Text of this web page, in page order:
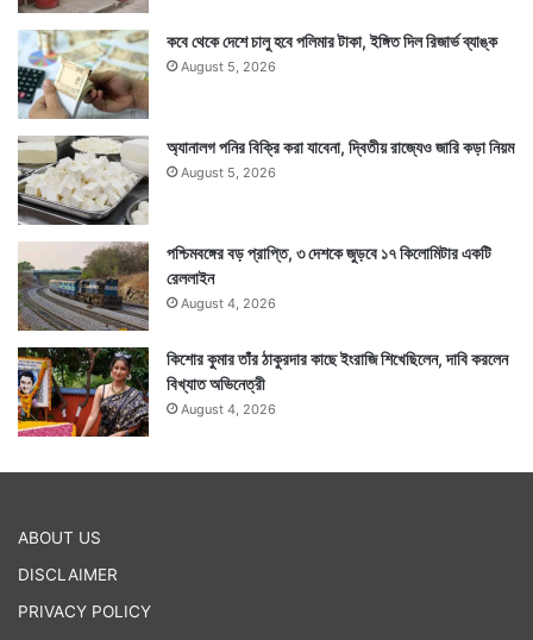
কবে থেকে দেশে চালু হবে পলিমার টাকা, ইঙ্গিত দিল রিজার্ভ ব্যাঙ্ক
August 5, 2026
অ্যানালগ পনির বিক্রি করা যাবেনা, দ্বিতীয় রাজ্যেও জারি কড়া নিয়ম
August 5, 2026
পশ্চিমবঙ্গের বড় প্রাপ্তি, ৩ দেশকে জুড়বে ১৭ কিলোমিটার একটি
রেললাইন
August 4, 2026
কিশোর কুমার তাঁর ঠাকুরদার কাছে ইংরাজি শিখেছিলেন, দাবি করলেন
বিখ্যাত অভিনেত্রী
August 4, 2026
ABOUT US
DISCLAIMER
PRIVACY POLICY